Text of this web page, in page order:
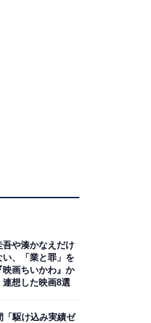
吾や湊かなえだけ
い、「業と罪」を
映画ちいかわ』か
連想した映画8選
「駆け込み実績ゼ